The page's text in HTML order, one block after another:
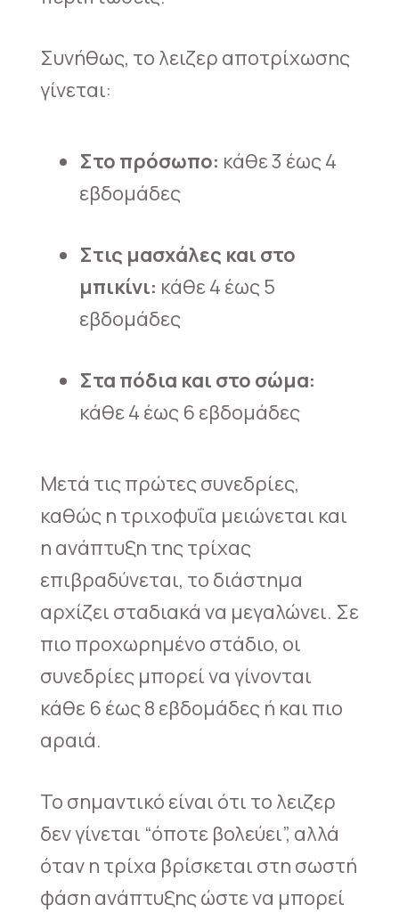
Συνήθως, το λειζερ αποτρίχωσης
γίνεται:
Στο πρόσωπο: κάθε 3 έως 4
εβδομάδες
Στις μασχάλες και στο
μπικίνι: κάθε 4 έως 5
εβδομάδες
Στα πόδια και στο σώμα:
κάθε 4 έως 6 εβδομάδες
Μετά τις πρώτες συνεδρίες,
καθώς η τριχοφυΐα μειώνεται και
η ανάπτυξη της τρίχας
επιβραδύνεται, το διάστημα
αρχίζει σταδιακά να μεγαλώνει. Σε
πιο προχωρημένο στάδιο, οι
συνεδρίες μπορεί να γίνονται
κάθε 6 έως 8 εβδομάδες ή και πιο
αραιά.
Το σημαντικό είναι ότι το λειζερ
δεν γίνεται “όποτε βολεύει”, αλλά
όταν η τρίχα βρίσκεται στη σωστή
φάση ανάπτυξης ώστε να μπορεί